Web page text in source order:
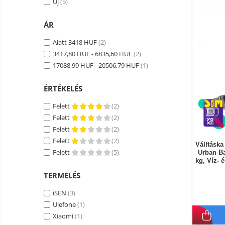
Okos autó tükrök kamerával
Vezeték nélküli térfigyelő
kamerák
Mini videokamera
Térfigyelő kamera tartozékok
Professzionális fejhallgató
Vezeték nélküli fejhallgató
Okosórák és fitnesz karkötők
Fitness karkötők
Okosóra
Elektromos
robogók
és
Elektromos robogók
Robogó alkatrészek és
tartozékok
Elektromos
ÁR
Alatt 3418 HUF(2)
3417,80 HUF - 6835,60 HUF(2)
17088,99 HUF - 20506,79 HUF(1)
ÉRTÉKELÉS
Felett
(2)
Felett
(2)
Felett
(2)
Felett
(2)
Felett
(5)
TERMELÉS
iSEN (3)
Ulefone(1)
Xiaomi(1)
Urban
kg, Víz-